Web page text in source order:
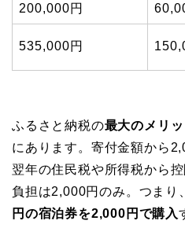
200,000円
535,000円
ふるさと納税の最大のメリ
にあります。寄付金額から
翌年の住民税や所得税から
負担は2,000円のみ。つまり、
円の宿泊券を2,000円で購入